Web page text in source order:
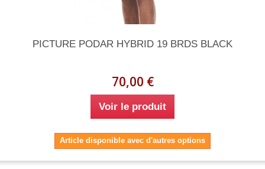
PICTURE PODAR HYBRID 19 BRDS BLACK
70,00 €
Voir le produit
Article disponible avec d'autres options